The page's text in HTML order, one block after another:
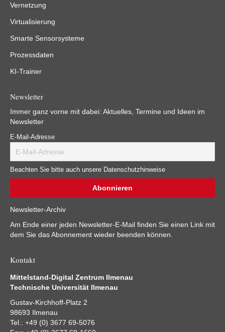
Vernetzung
Virtualisierung
Smarte Sensorsysteme
Prozessdaten
KI-Trainer
Newsletter
Immer ganz vorne mit dabei: Aktuelles, Termine und Ideen im
Newsletter
E-Mail-Adresse
Beachten Sie bitte auch unsere Datenschutzhinweise
Newsletter-Archiv
Am Ende einer jeden Newsletter-E-Mail finden Sie einen Link mit
dem Sie das Abonnement wieder beenden können.
Kontakt
Mittelstand-Digital Zentrum Ilmenau
Technische Universität Ilmenau
Gustav-Kirchhoff-Platz 2
98693 Ilmenau
Tel.: +49 (0) 3677 69-5076